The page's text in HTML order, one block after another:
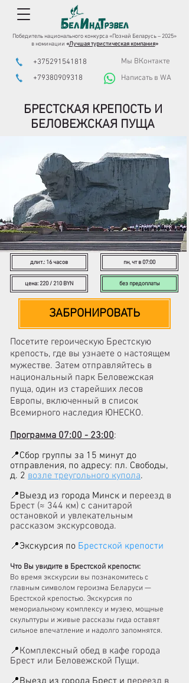
Победитель национального конкурса «Познай Беларусь – 2025»
в номинации «Лучшая туристическая компания»
+375291541818
Мы ВКонтакте
+79380909318
Написать в WA
БРЕСТСКАЯ КРЕПОСТЬ И
БЕЛОВЕЖСКАЯ ПУЩА
Посетите героическую Брестскую
крепость, где вы узнаете о настоящем
мужестве. Затем отправляйтесь в
национальный парк Беловежская
пуща, один из старейших лесов
Европы, включенный в список
Всемирного наследия ЮНЕСКО.
Программа 07:00 - 23:00:
📍Сбор группы за 15 минут до
отправления, по адресу: пл. Свободы,
д. 2 возле треугольного купола.
📍Выезд из города Минск и переезд в
Брест (≈ 344 км) с санитарой
остановкой и увлекательным
рассказом экскурсовода.
📍Экскурсия по Брестской крепости
Что Вы увидите в Брестской крепости:
Во время экскурсии вы познакомитесь с
главным символом героизма Беларуси —
Брестской крепостью. Экскурсия по
мемориальному комплексу и музею, мощные
скульптуры и живые рассказы гида оставят
сильное впечатление и надолго запомнятся.
📍Комплексный обед в кафе города
Брест или Беловежской Пущи.
длит.: 16 часов пн, чт в 07:00
цена: 220 / 210 BYN без предоплаты
ЗАБРОНИРОВАТЬ